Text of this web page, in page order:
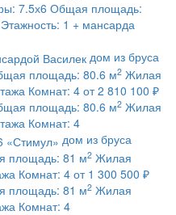
7.5х6 Общая площадь:
Этажность: 1 + мансарда
дом из бруса
площадь: 80.6 м2 Жилая
Комнат: 4 от 2 810 100 ₽
площадь: 80.6 м2 Жилая
Комнат: 4
дом из бруса
площадь: 81 м2 Жилая
Комнат: 4 от 1 300 500 ₽
площадь: 81 м2 Жилая
Комнат: 4